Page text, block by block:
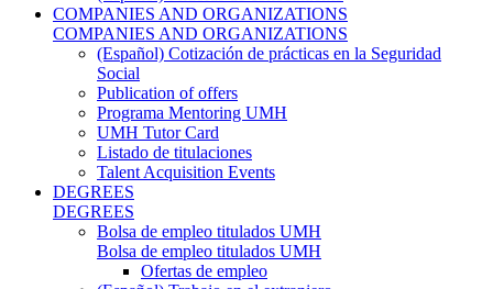
COMPANIES AND ORGANIZATIONS
COMPANIES AND ORGANIZATIONS
(Español) Cotización de prácticas en la Seguridad
Social
Publication of offers
Programa Mentoring UMH
UMH Tutor Card
Listado de titulaciones
Talent Acquisition Events
DEGREES
DEGREES
Bolsa de empleo titulados UMH
Bolsa de empleo titulados UMH
Ofertas de empleo